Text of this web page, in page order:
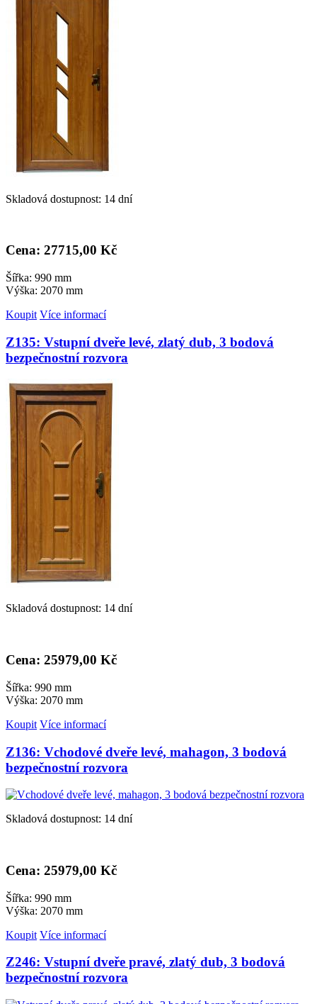
Skladová dostupnost: 14 dní
Cena: 27715,00 Kč
Šířka: 990 mm
Výška: 2070 mm
Koupit Více informací
Z135: Vstupní dveře levé, zlatý dub, 3 bodová
bezpečnostní rozvora
Skladová dostupnost: 14 dní
Cena: 25979,00 Kč
Šířka: 990 mm
Výška: 2070 mm
Koupit Více informací
Z136: Vchodové dveře levé, mahagon, 3 bodová
bezpečnostní rozvora
Skladová dostupnost: 14 dní
Cena: 25979,00 Kč
Šířka: 990 mm
Výška: 2070 mm
Koupit Více informací
Z246: Vstupní dveře pravé, zlatý dub, 3 bodová
bezpečnostní rozvora